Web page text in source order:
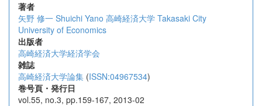
著者
矢野 修一 Shuichi Yano 高崎経済大学 Takasaki City
University of Economics
出版者
高崎経済大学経済学会
雑誌
高崎経済大学論集 (ISSN:04967534)
巻号頁・発行日
vol.55, no.3, pp.159-167, 2013-02